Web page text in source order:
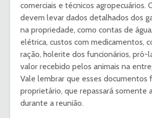
comerciais e técnicos agropecuários.
devem levar dados detalhados dos
na propriedade, como contas de
elétrica, custos com medicamentos,
ração, holerite dos funcionários, pró-
valor recebido pelos animais na
Vale lembrar que esses documentos
proprietário, que repassará somente
durante a reunião.